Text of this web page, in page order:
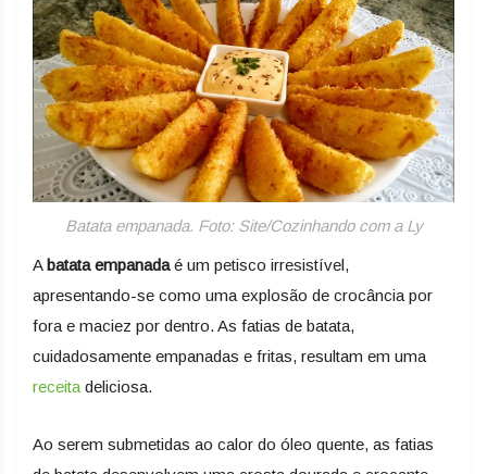
Batata empanada. Foto: Site/Cozinhando com a Ly
Abatata empanadaé um petisco irresistível,
apresentando-se como uma explosão de crocância por
fora e maciez por dentro. As fatias de batata,
cuidadosamente empanadas e fritas, resultam em uma
receita deliciosa.
Ao serem submetidas ao calor do óleo quente, as fatias